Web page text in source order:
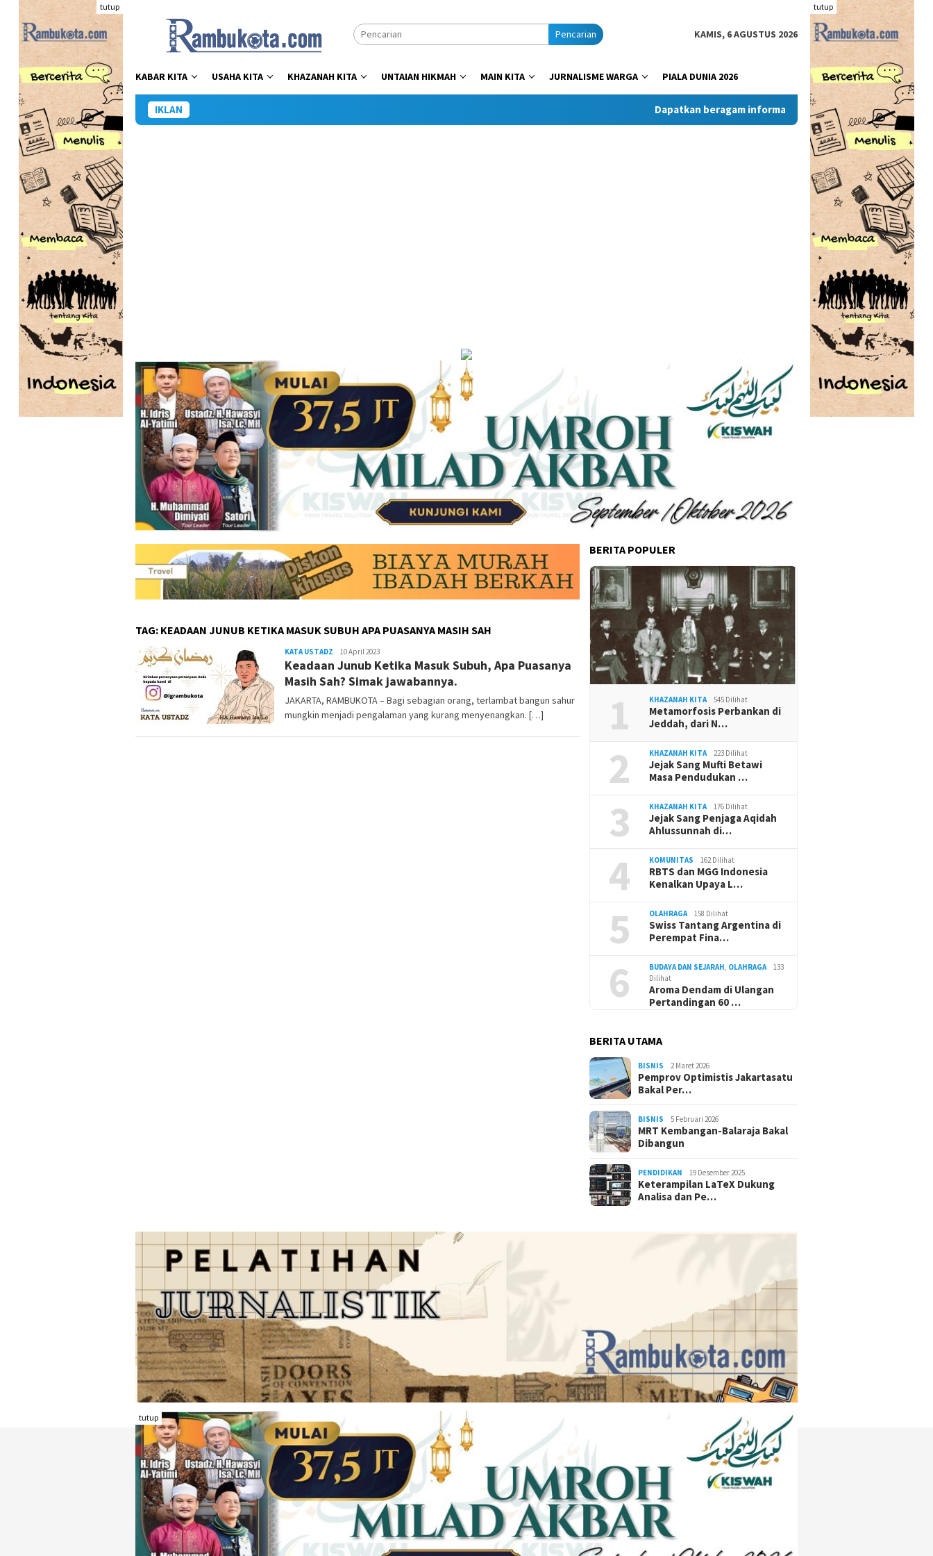
Loncat
konten
tutup tutup
Pencarian KAMIS, 6 AGUSTUS 2026
KABAR KITA USAHA KITA KHAZANAH KITA UNTAIAN HIKMAH MAIN KITA JURNALISME WARGA PIALA DUNIA 2026
IKLAN Dapatkan beragam informasi dan berita menarik dari situs
TAG: KEADAAN JUNUB KETIKA MASUK SUBUH APA PUASANYA MASIH SAH
KATA USTADZ REDAKSI
RAMBUKOTA
10 April 2023
Keadaan Junub Ketika Masuk Subuh, Apa Puasanya
Masih Sah? Simak jawabannya.
JAKARTA, RAMBUKOTA – Bagi sebagian orang, terlambat bangun sahur
mungkin menjadi pengalaman yang kurang menyenangkan. […]
BERITA POPULER
1 KHAZANAH KITA 545 Dilihat
Metamorfosis Perbankan di
Jeddah, dari N…
2 KHAZANAH KITA 223 Dilihat
Jejak Sang Mufti Betawi
Masa Pendudukan …
3 KHAZANAH KITA 176 Dilihat
Jejak Sang Penjaga Aqidah
Ahlussunnah di…
4 KOMUNITAS 162 Dilihat
RBTS dan MGG Indonesia
Kenalkan Upaya L…
5 OLAHRAGA 158 Dilihat
Swiss Tantang Argentina di
Perempat Fina…
6 BUDAYA DAN SEJARAH OLAHRAGA
133
Dilihat
Aroma Dendam di Ulangan
Pertandingan 60 …
BERITA UTAMA
BISNIS 2 Maret 2026
Pemprov Optimistis Jakartasatu
Bakal Per…
BISNIS 5 Februari 2026
MRT Kembangan-Balaraja Bakal
Dibangun
PENDIDIKAN 19 Desember 2025
Keterampilan LaTeX Dukung
Analisa dan Pe…
TENTANG RAMBU KOTA REDAKSI
DISCLAIMER
KONTAK KAMI
FORM PENGADUAN
PEDOMAN MEDIA SIBER
KARIR
JARINGAN SOCIAL
Facebook Twitter
Instagram
Linkedin
Youtube
tutup